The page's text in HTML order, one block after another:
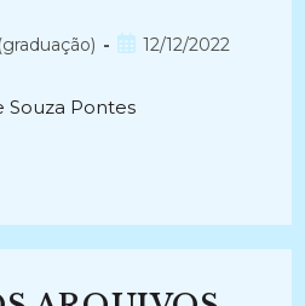
Post12/12/2022
Souza Pontes